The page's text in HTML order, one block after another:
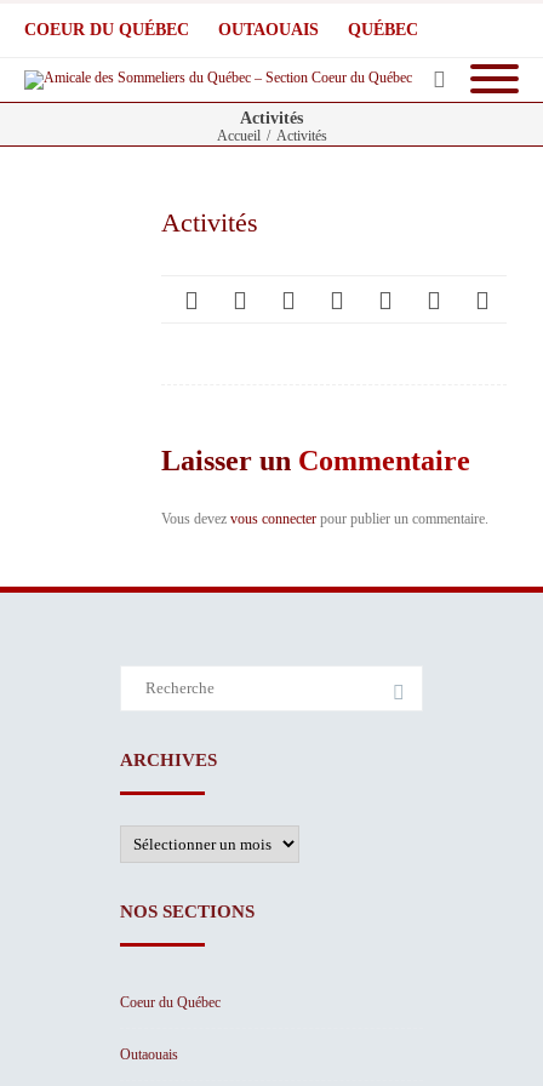
COEUR DU QUÉBEC OUTAOUAIS QUÉBEC
Activités
Accueil / Activités
Activités
Laisser un Commentaire
Vous devez vous connecter pour publier un commentaire.
ARCHIVES
Archives
NOS SECTIONS
Coeur du Québec
Outaouais